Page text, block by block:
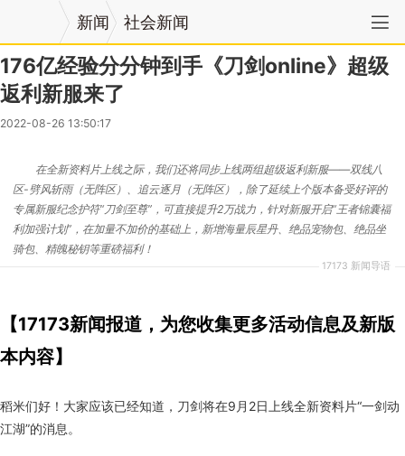
新闻 社会新闻
176亿经验分分钟到手《刀剑online》超级
返利新服来了
2022-08-26 13:50:17
17173 新闻导语
在全新资料片上线之际，我们还将同步上线两组超级返利新服——双线八
区-劈风斩雨（无阵区）、追云逐月（无阵区），除了延续上个版本备受好评的
专属新服纪念护符“刀剑至尊”，可直接提升2万战力，针对新服开启“王者锦囊福
利加强计划”，在加量不加价的基础上，新增海量辰星丹、绝品宠物包、绝品坐
骑包、精魄秘钥等重磅福利！
【17173新闻报道，为您收集更多活动信息及新版
本内容】
稻米们好！大家应该已经知道，刀剑将在9 月 2日上线全新资料片“一剑动
江湖”的消息。